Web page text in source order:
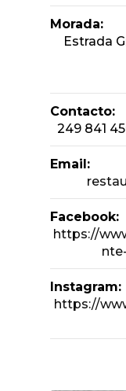
Morada:
Estrada
Contacto:
249 841
Email:
Facebook:
https://
Instagram:
https://